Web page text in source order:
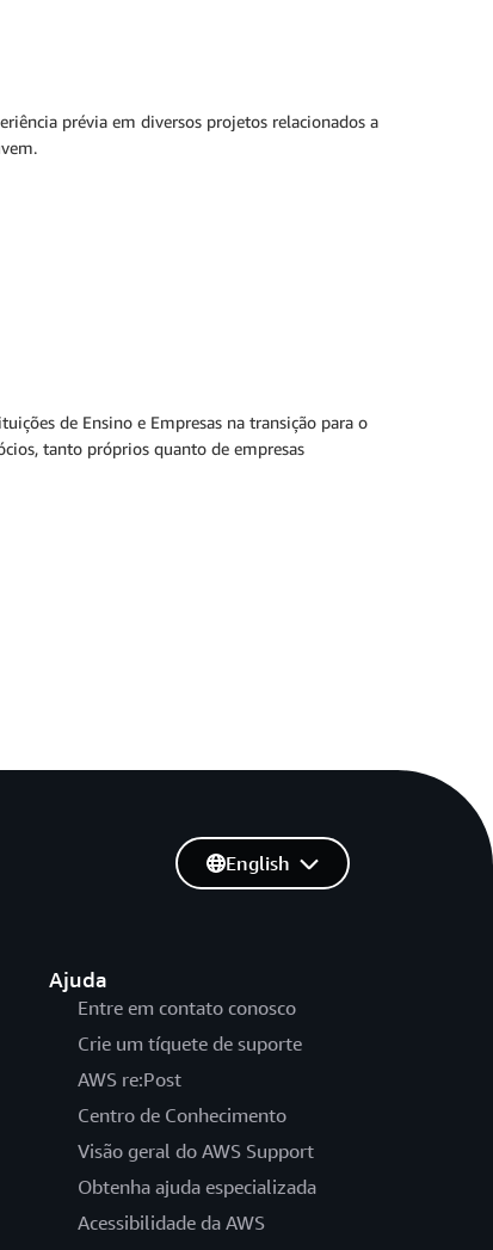
prévia em diversos projetos relacionados a
de Ensino e Empresas na transição para o
tanto próprios quanto de empresas
Ajuda
Entre em contato conosco
Crie um tíquete de suporte
AWS re:Post
Centro de Conhecimento
Visão geral do AWS Support
Obtenha ajuda especializada
Acessibilidade da AWS
English